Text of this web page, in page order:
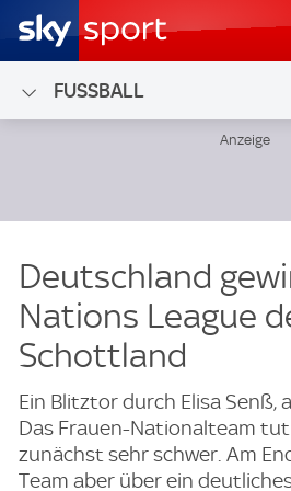
FUSSBALL
Deutschland
Nations League
Schottland
Ein Blitztor durch Elisa Senß,
Das Frauen-Nationalteam
zunächst sehr schwer. Am
Team aber über ein